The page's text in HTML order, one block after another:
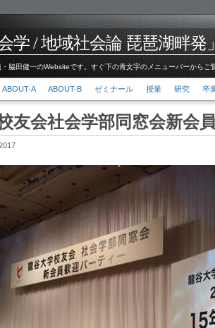
学 / 地域社会論 琵琶湖畔発
脇田健一のWebsiteです。すぐ下の青文字のメニューバーから
ABOUT-A ABOUT-B ゼミナール 授業 研究 卒
友会社会学部同窓会新会